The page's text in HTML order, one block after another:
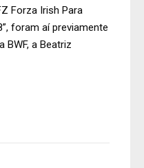
Forza Irish Para
foram aí previamente
BWF, a Beatriz